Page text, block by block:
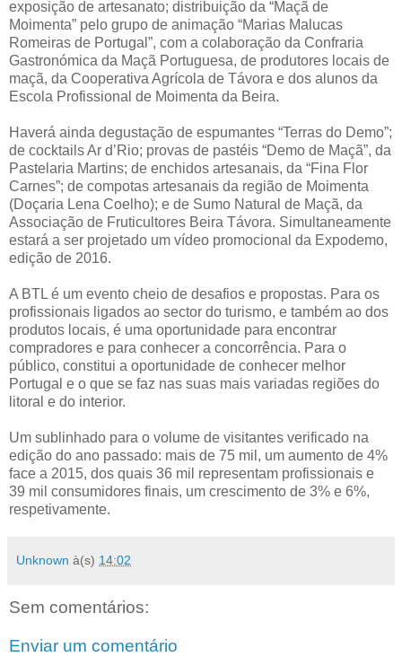
exposição de artesanato; distribuição da “Maçã de
Moimenta” pelo grupo de animação “Marias Malucas
Romeiras de Portugal”, com a colaboração da Confraria
Gastronómica da Maçã Portuguesa, de produtores locais de
maçã, da Cooperativa Agrícola de Távora e dos alunos da
Escola Profissional de Moimenta da Beira.
Haverá ainda degustação de espumantes “Terras do Demo”;
de cocktails Ar d’Rio; provas de pastéis “Demo de Maçã”, da
Pastelaria Martins; de enchidos artesanais, da “Fina Flor
Carnes”; de compotas artesanais da região de Moimenta
(Doçaria Lena Coelho); e de Sumo Natural de Maçã, da
Associação de Fruticultores Beira Távora. Simultaneamente
estará a ser projetado um vídeo promocional da Expodemo,
edição de 2016.
A BTL é um evento cheio de desafios e propostas. Para os
profissionais ligados ao sector do turismo, e também ao dos
produtos locais, é uma oportunidade para encontrar
compradores e para conhecer a concorrência. Para o
público, constitui a oportunidade de conhecer melhor
Portugal e o que se faz nas suas mais variadas regiões do
litoral e do interior.
Um sublinhado para o volume de visitantes verificado na
edição do ano passado: mais de 75 mil, um aumento de 4%
face a 2015, dos quais 36 mil representam profissionais e
39 mil consumidores finais, um crescimento de 3% e 6%,
respetivamente.
Unknown à(s) 14:02
Sem comentários:
Enviar um comentário